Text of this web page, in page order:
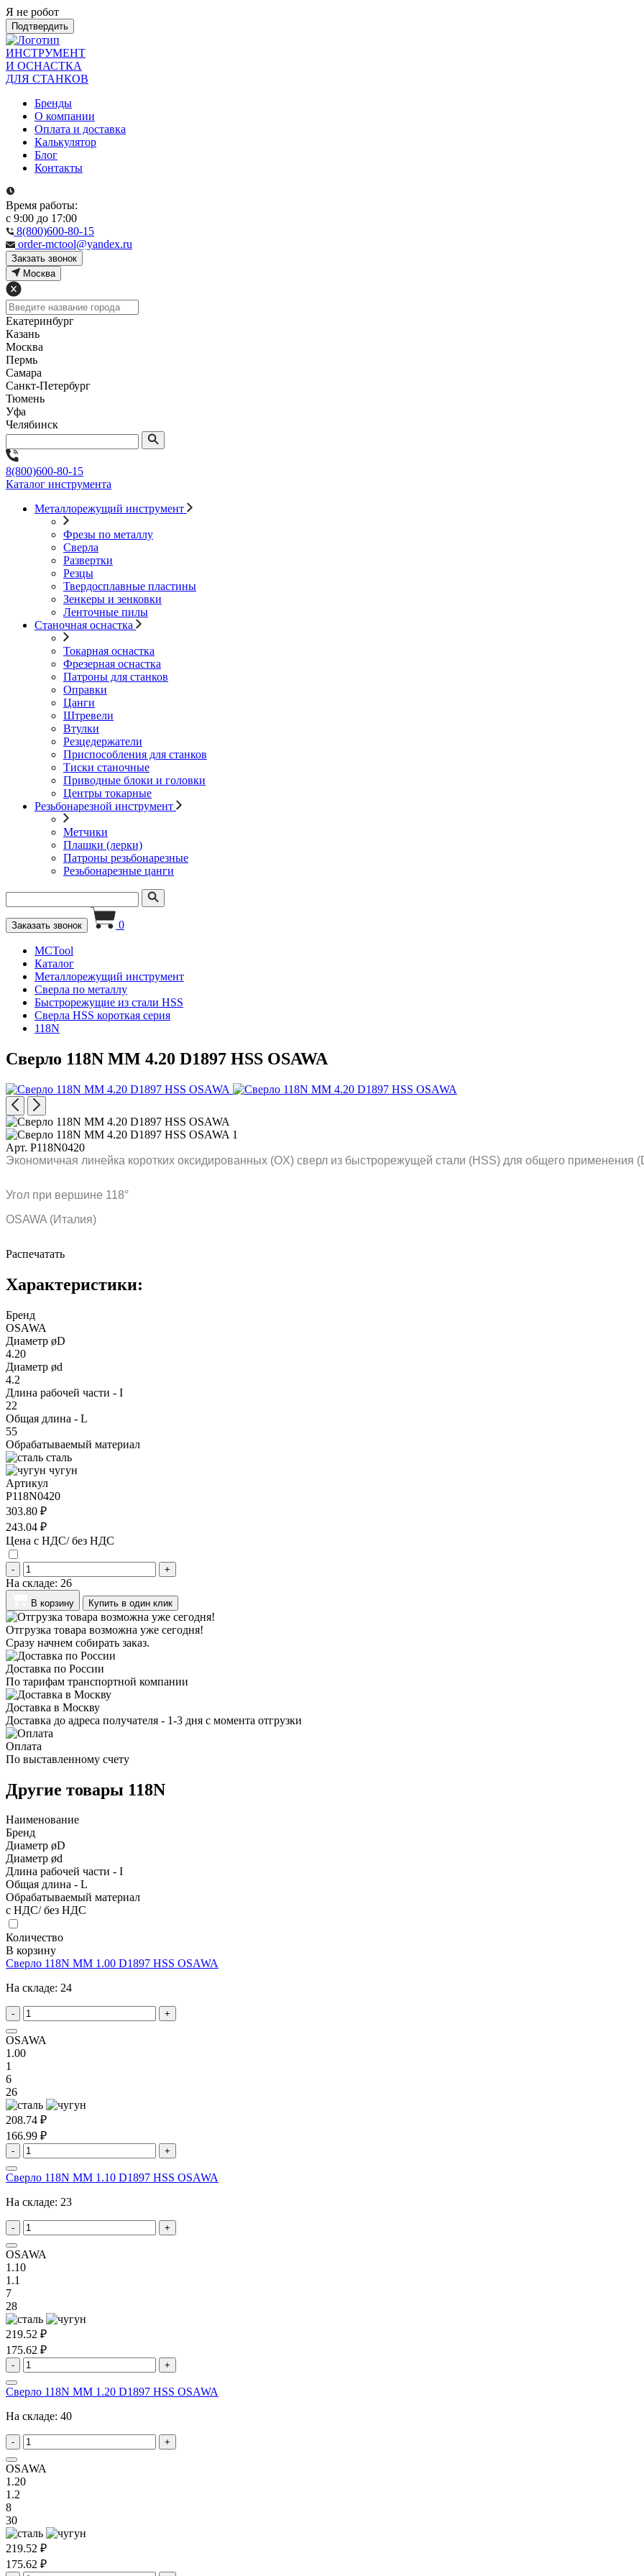
Я не робот
Подтвердить
ИНСТРУМЕНТ
И ОСНАСТКА
ДЛЯ СТАНКОВ
Бренды
О компании
Оплата и доставка
Калькулятор
Блог
Контакты
Время работы:
с 9:00 до 17:00
8(800)600-80-15
order-mctool@yandex.ru
Закзать звонок
Москва
Екатеринбург
Казань
Москва
Пермь
Самара
Санкт-Петербург
Тюмень
Уфа
Челябинск
8(800)600-80-15
Каталог инструмента
Металлорежущий инструмент
Фрезы по металлу
Сверла
Развертки
Резцы
Твердосплавные пластины
Зенкеры и зенковки
Ленточные пилы
Станочная оснастка
Токарная оснастка
Фрезерная оснастка
Патроны для станков
Оправки
Цанги
Штревели
Втулки
Резцедержатели
Приспособления для станков
Тиски станочные
Приводные блоки и головки
Центры токарные
Резьбонарезной инструмент
Метчики
Плашки (лерки)
Патроны резьбонарезные
Резьбонарезные цанги
Заказать звонок 0
MCTool
Каталог
Металлорежущий инструмент
Сверла по металлу
Быстрорежущие из стали HSS
Сверла HSS короткая серия
118N
Сверло 118N MM 4.20 D1897 HSS OSAWA
Арт. P118N0420
Экономичная линейка коротких оксидированных (OX) сверл из быстрорежущей стали (HSS) для общего применения
Угол при вершине 118°
OSAWA (Италия)
Распечатать
Характеристики:
Бренд
OSAWA
Диаметр øD
4.20
Диаметр ød
4.2
Длина рабочей части - I
22
Общая длина - L
55
Обрабатываемый материал
сталь
чугун
Артикул
P118N0420
303.80 ₽
243.04 ₽
Цена с НДС/ без НДС
- +
На складе: 26
В корзину Купить в один клик
Отгрузка товара возможна уже сегодня!
Сразу начнем собирать заказ.
Доставка по России
По тарифам транспортной компании
Доставка в Москву
Доставка до адреса получателя - 1-3 дня с момента отгрузки
Оплата
По выставленному счету
Другие товары 118N
Наименование
Бренд
Диаметр øD
Диаметр ød
Длина рабочей части - I
Общая длина - L
Обрабатываемый материал
с НДС/ без НДС
Количество
В корзину
Сверло 118N MM 1.00 D1897 HSS OSAWA
На складе: 24
- +
OSAWA
1.00
1
6
26
208.74 ₽
166.99 ₽
- +
Сверло 118N MM 1.10 D1897 HSS OSAWA
На складе: 23
- +
OSAWA
1.10
1.1
7
28
219.52 ₽
175.62 ₽
- +
Сверло 118N MM 1.20 D1897 HSS OSAWA
На складе: 40
- +
OSAWA
1.20
1.2
8
30
219.52 ₽
175.62 ₽